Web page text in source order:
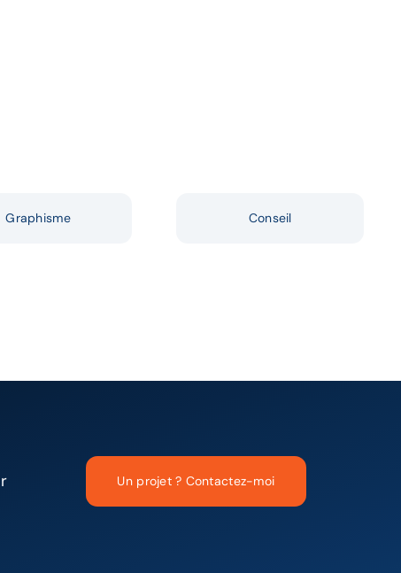
Graphisme Conseil
Un projet ? Contactez-moi